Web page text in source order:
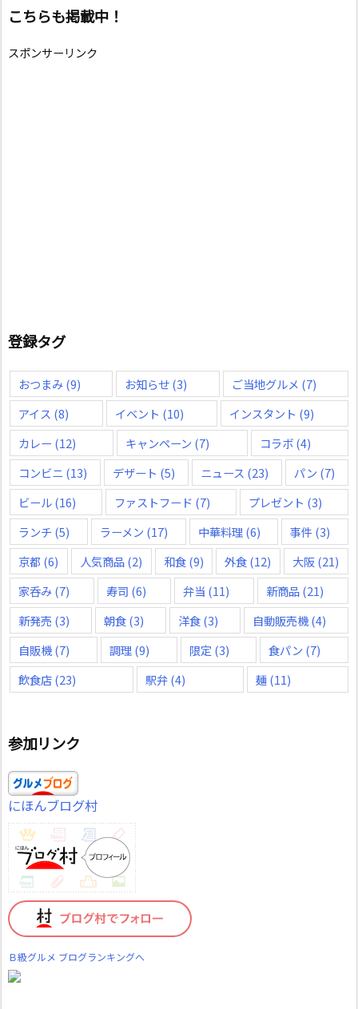
こちらも掲載中！
スポンサーリンク
登録タグ
おつまみ(9) お知らせ(3) ご当地グルメ (7)
アイス (8) イベント (10) インスタント (9)
カレー (12) キャンペーン (7) コラボ(4)
コンビニ (13) デザート (5) ニュース (23) パン (7)
ビール(16) ファストフード (7) プレゼント (3)
ランチ (5) ラーメン (17) 中華料理(6) 事件 (3)
京都 (6) 人気商品(2) 和食(9) 外食(12) 大阪(21)
家呑み(7) 寿司 (6) 弁当 (11) 新商品(21)
新発売 (3) 朝食(3) 洋食(3) 自動販売機(4)
自販機(7) 調理(9) 限定 (3) 食パン (7)
飲食店(23) 駅弁(4) 麺(11)
参加リンク
にほんブログ村
Ｂ級グルメ ブログランキングへ